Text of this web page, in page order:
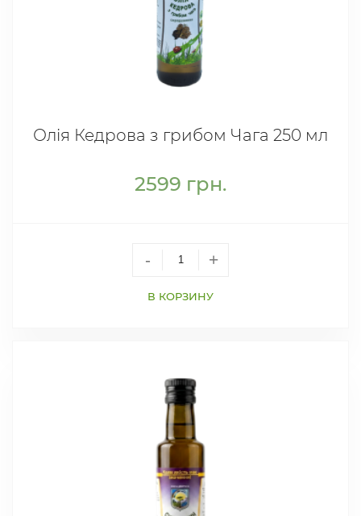
Олія Кедрова з грибом Чага 250 мл
2599 грн.
- +
В КОРЗИНУ